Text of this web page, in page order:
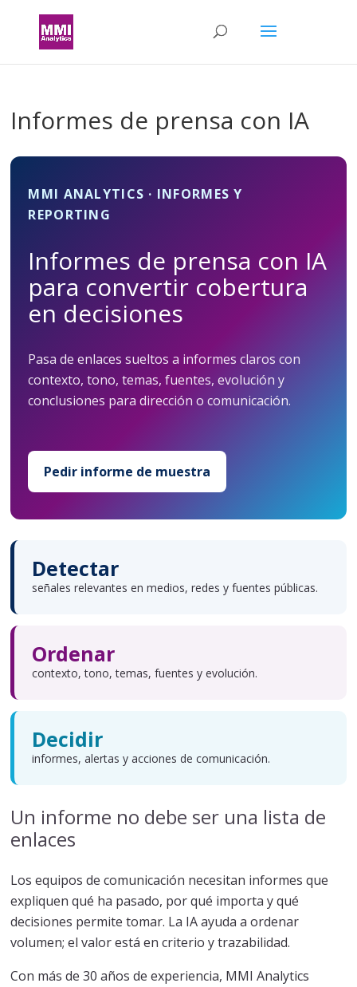
Informes de prensa con IA
MMI ANALYTICS · INFORMES Y
REPORTING
Informes de prensa con IA
para convertir cobertura
en decisiones
Pasa de enlaces sueltos a informes claros con
contexto, tono, temas, fuentes, evolución y
conclusiones para dirección o comunicación.
Pedir informe de muestra
Detectar
señales relevantes en medios, redes y fuentes públicas.
Ordenar
contexto, tono, temas, fuentes y evolución.
Decidir
informes, alertas y acciones de comunicación.
Un informe no debe ser una lista de
enlaces
Los equipos de comunicación necesitan informes que
expliquen qué ha pasado, por qué importa y qué
decisiones permite tomar. La IA ayuda a ordenar
volumen; el valor está en criterio y trazabilidad.
Con más de 30 años de experiencia, MMI Analytics